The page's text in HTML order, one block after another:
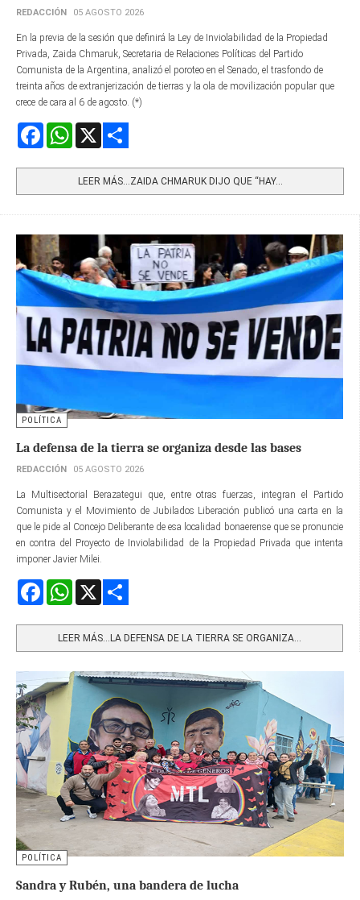
REDACCIÓN 05 AGOSTO 2026
En la previa de la sesión que definirá la Ley de Inviolabilidad de la Propiedad
Privada, Zaida Chmaruk, Secretaria de Relaciones Políticas del Partido
Comunista de la Argentina, analizó el poroteo en el Senado, el trasfondo de
treinta años de extranjerización de tierras y la ola de movilización popular que
crece de cara al 6 de agosto. (*)
FacebookWhatsApp
LEER MÁS…ZAIDA CHMARUK DIJO QUE “HAY...
POLÍTICA
La defensa de la tierra se organiza desde las bases
REDACCIÓN 05 AGOSTO 2026
La Multisectorial Berazategui que, entre otras fuerzas, integran el Partido
Comunista y el Movimiento de Jubilados Liberación publicó una carta en la
que le pide al Concejo Deliberante de esa localidad bonaerense que se pronuncie
en contra del Proyecto de Inviolabilidad de la Propiedad Privada que intenta
imponer Javier Milei.
FacebookWhatsApp
LEER MÁS…LA DEFENSA DE LA TIERRA SE ORGANIZA...
POLÍTICA
Sandra y Rubén, una bandera de lucha